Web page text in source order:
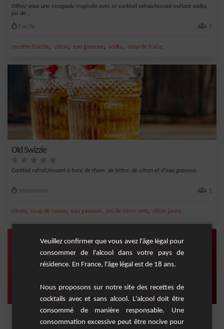
Offrez-vous une escapade tropicale avec ce cocktail rafraîchissant mêlant vodka,
jus de...
Facile 1
menthe fraîche, citron, eau gazeuse, vodka, sirop de fraise
Old Swizzle
Cocktail rafraîchissant à base de rhum, de bitter, de citron et d'eau gazeuse.
Moyenne 1
citron, sirop de canne, eau gazeuse, jus de citron vert, citron jaune
Sage Passion
Veuillez confirmer que vous avez l'âge légal pour
consommer de l'alcool dans votre pays de
résidence. En France, l'âge légal est de 18 ans.
Nous proposons sur notre site des recettes de
cocktails avec et sans alcool. L'alcool doit être
consommé de manière responsable. Une
consommation excessive peut être nocive pour